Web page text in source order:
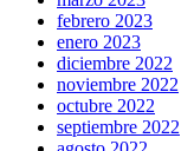
febrero 2023
enero 2023
diciembre 2022
noviembre 2022
octubre 2022
septiembre 2022